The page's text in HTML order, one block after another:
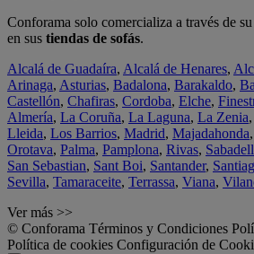
Conforama solo comercializa a través de
en sus tiendas de sofás.
Alcalá de Guadaíra, Alcalá de Henares,
Arinaga, Asturias, Badalona, Barakaldo,
Castellón, Chafiras, Cordoba, Elche,
Almería, La Coruña, La Laguna, La Zenia,
Lleida, Los Barrios, Madrid, Majadahonda,
Orotava, Palma, Pamplona, Rivas, Sabadell
San Sebastian, Sant Boi, Santander,
Sevilla, Tamaraceite, Terrassa, Viana,
Ver más >>
© Conforama Términos y Condiciones
Política de cookies Configuración de